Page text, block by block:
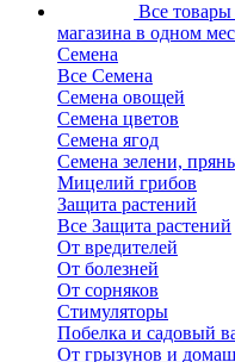
Все товары
магазина в одном
Семена
Все Семена
Семена овощей
Семена цветов
Семена ягод
Семена зелени,
Мицелий грибов
Защита растений
Все Защита растений
От вредителей
От болезней
От сорняков
Стимуляторы
Побелка и садовый
От грызунов и